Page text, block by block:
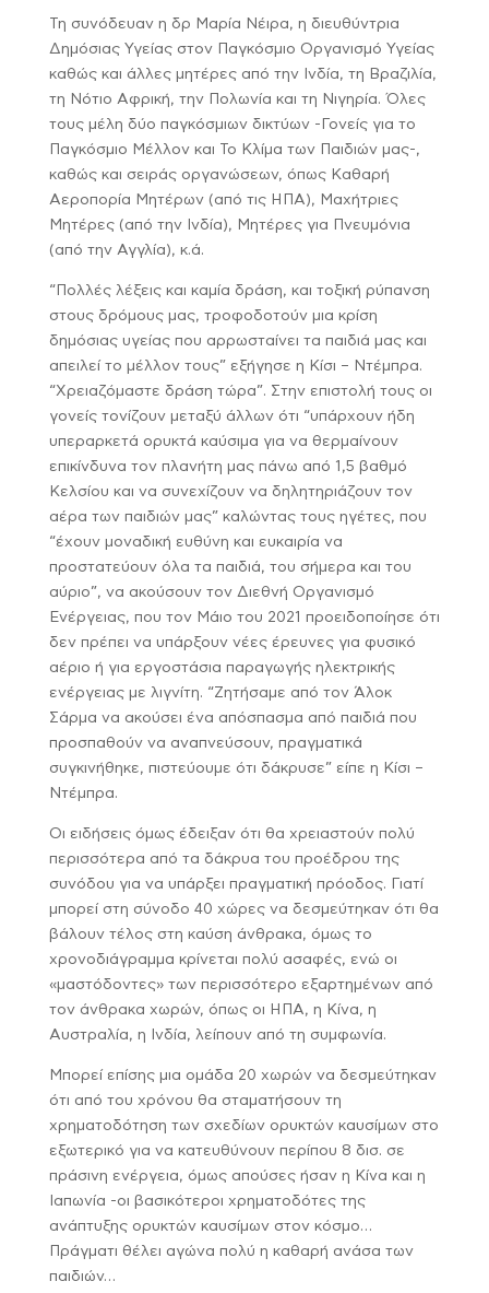
Τη συνόδευαν η δρ Μαρία Νέιρα, η διευθύντρια
Δημόσιας Υγείας στον Παγκόσμιο Οργανισμό Υγείας
καθώς και άλλες μητέρες από την Ινδία, τη Βραζιλία,
τη Νότιο Αφρική, την Πολωνία και τη Νιγηρία. Όλες
τους μέλη δύο παγκόσμιων δικτύων -Γονείς για το
Παγκόσμιο Μέλλον και Το Κλίμα των Παιδιών μας-,
καθώς και σειράς οργανώσεων, όπως Καθαρή
Αεροπορία Μητέρων (από τις ΗΠΑ), Μαχήτριες
Μητέρες (από την Ινδία), Μητέρες για Πνευμόνια
(από την Αγγλία), κ.ά.
“Πολλές λέξεις και καμία δράση, και τοξική ρύπανση
στους δρόμους μας, τροφοδοτούν μια κρίση
δημόσιας υγείας που αρρωσταίνει τα παιδιά μας και
απειλεί το μέλλον τους” εξήγησε η Κίσι – Ντέμπρα.
“Χρειαζόμαστε δράση τώρα”. Στην επιστολή τους οι
γονείς τονίζουν μεταξύ άλλων ότι “υπάρχουν ήδη
υπεραρκετά ορυκτά καύσιμα για να θερμαίνουν
επικίνδυνα τον πλανήτη μας πάνω από 1,5 βαθμό
Κελσίου και να συνεχίζουν να δηλητηριάζουν τον
αέρα των παιδιών μας” καλώντας τους ηγέτες, που
“έχουν μοναδική ευθύνη και ευκαιρία να
προστατεύουν όλα τα παιδιά, του σήμερα και του
αύριο”, να ακούσουν τον Διεθνή Οργανισμό
Ενέργειας, που τον Μάιο του 2021 προειδοποίησε ότι
δεν πρέπει να υπάρξουν νέες έρευνες για φυσικό
αέριο ή για εργοστάσια παραγωγής ηλεκτρικής
ενέργειας με λιγνίτη. “Ζητήσαμε από τον Άλοκ
Σάρμα να ακούσει ένα απόσπασμα από παιδιά που
προσπαθούν να αναπνεύσουν, πραγματικά
συγκινήθηκε, πιστεύουμε ότι δάκρυσε” είπε η Κίσι –
Ντέμπρα.
Οι ειδήσεις όμως έδειξαν ότι θα χρειαστούν πολύ
περισσότερα από τα δάκρυα του προέδρου της
συνόδου για να υπάρξει πραγματική πρόοδος. Γιατί
μπορεί στη σύνοδο 40 χώρες να δεσμεύτηκαν ότι θα
βάλουν τέλος στη καύση άνθρακα, όμως το
χρονοδιάγραμμα κρίνεται πολύ ασαφές, ενώ οι
«μαστόδοντες» των περισσότερο εξαρτημένων από
τον άνθρακα χωρών, όπως οι ΗΠΑ, η Κίνα, η
Αυστραλία, η Ινδία, λείπουν από τη συμφωνία.
Μπορεί επίσης μια ομάδα 20 χωρών να δεσμεύτηκαν
ότι από του χρόνου θα σταματήσουν τη
χρηματοδότηση των σχεδίων ορυκτών καυσίμων στο
εξωτερικό για να κατευθύνουν περίπου 8 δισ. σε
πράσινη ενέργεια, όμως απούσες ήσαν η Κίνα και η
Ιαπωνία -οι βασικότεροι χρηματοδότες της
ανάπτυξης ορυκτών καυσίμων στον κόσμο…
Πράγματι θέλει αγώνα πολύ η καθαρή ανάσα των
παιδιών…